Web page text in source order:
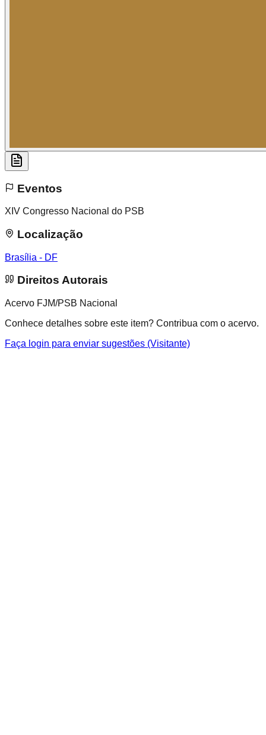
Eventos
XIV Congresso Nacional do PSB
Localização
Brasília - DF
Direitos Autorais
Acervo FJM/PSB Nacional
Conhece detalhes sobre este item? Contribua com o acervo.
Faça login para enviar sugestões (Visitante)